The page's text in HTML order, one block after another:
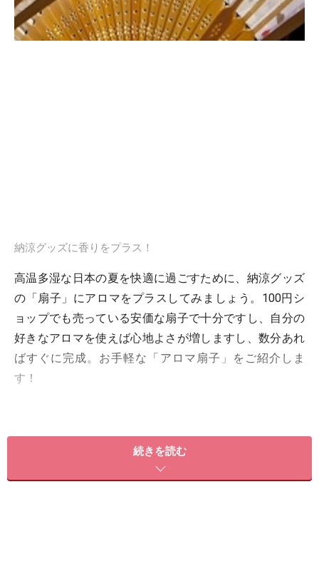
納涼グッズに香りをプラス！
高温多湿な日本の夏を快適に過ごすために、納涼グッズ
の「扇子」にアロマをプラスしてみましょう。100円シ
ョップでも売っている安価な扇子で十分ですし、自分の
好きなアロマを使えば心地よさが増しますし、数分あれ
ばすぐに完成。お手軽な「アロマ扇子」をご紹介しま
す！
扇子の香りといえば……「白檀」
続きを読む